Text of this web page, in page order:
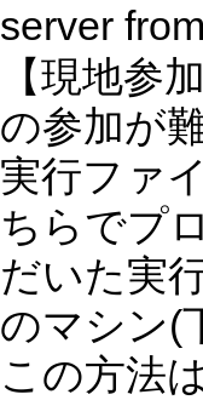
server
【現地参
の参加が
実行ファ
ちらでプ
だいた実
のマシン(
この方法